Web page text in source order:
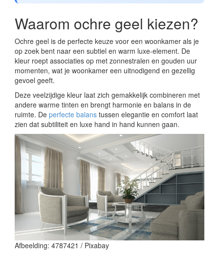
Waarom ochre geel kiezen?
Ochre geel is de perfecte keuze voor een woonkamer als je
op zoek bent naar een subtiel en warm luxe-element. De
kleur roept associaties op met zonnestralen en gouden uur
momenten, wat je woonkamer een uitnodigend en gezellig
gevoel geeft.
Deze veelzijdige kleur laat zich gemakkelijk combineren met
andere warme tinten en brengt harmonie en balans in de
ruimte. De perfecte balans tussen elegantie en comfort laat
zien dat subtiliteit en luxe hand in hand kunnen gaan.
Afbeelding: 4787421 / Pixabay